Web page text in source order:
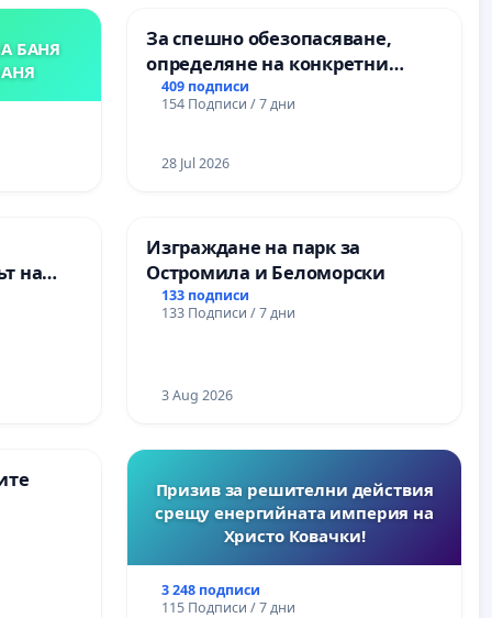
БАНЯ
За спешно обезопасяване,
определяне на конкретни
срокове и извършване на
цялостна рехабилитация на
пътен възел АМ „Тракия“ - гр.
409 подписи
154 Подписи / 7 дни
28 Jul 2026
на
Изграждане на парк за
Остромила и Беломорски
133 подписи
133 Подписи / 7 дни
3 Aug 2026
Призив за решителни действия
срещу енергийната империя на
Христо Ковачки!
3 248 подписи
115 Подписи / 7 дни